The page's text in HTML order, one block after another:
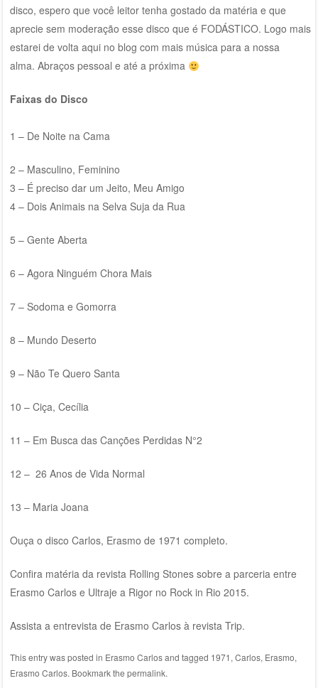
disco, espero que você leitor tenha gostado da matéria e que
aprecie sem moderação esse disco que é FODÁSTICO. Logo mais
estarei de volta aqui no blog com mais música para a nossa
alma. Abraços pessoal e até a próxima
Faixas do Disco
1 – De Noite na Cama
2 – Masculino, Feminino
3 – É preciso dar um Jeito, Meu Amigo
4 – Dois Animais na Selva Suja da Rua
5 – Gente Aberta
6 – Agora Ninguém Chora Mais
7 – Sodoma e Gomorra
8 – Mundo Deserto
9 – Não Te Quero Santa
10 – Ciça, Cecília
11 – Em Busca das Canções Perdidas N°2
12 – 26 Anos de Vida Normal
13 – Maria Joana
Ouça o disco Carlos, Erasmo de 1971 completo.
Confira matéria da revista Rolling Stones sobre a parceria entre
Erasmo Carlos e Ultraje a Rigor no Rock in Rio 2015.
Assista a entrevista de Erasmo Carlos à revista Trip.
This entry was posted in Erasmo Carlosand tagged 1971,Carlos, Erasmo,
Erasmo Carlos. Bookmark the permalink.